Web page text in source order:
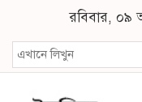
রবিবার, ০৯